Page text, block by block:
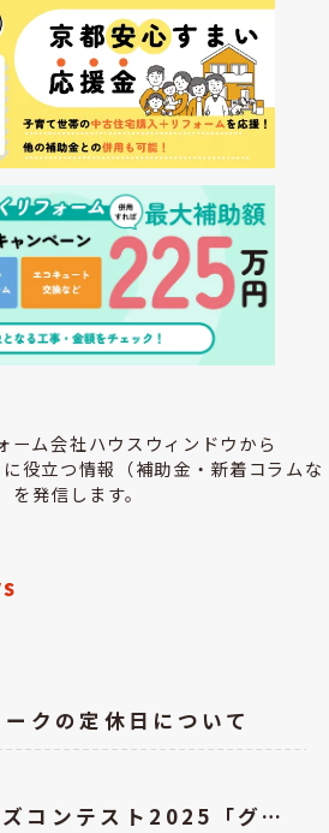
ーム会社ハウスウィンドウから
役立つ情報（補助金・新着コラムな
を発信します。
クの定休日について
LIXILメンバーズコンテスト2025「グッドリビング賞」を受賞しました！